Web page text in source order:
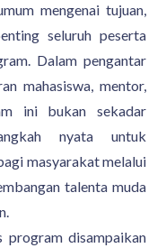
mengenai tujuan,
seluruh peserta
Dalam pengantar
mahasiswa, mentor,
ini bukan sekadar
nyata untuk
masyarakat melalui
talenta muda
program disampaikan